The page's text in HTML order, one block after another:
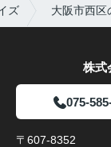
ズ 大阪市西区
株式
075-
〒607-8352